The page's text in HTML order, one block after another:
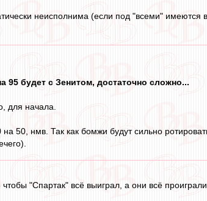
неисполнима (если под "всеми" имеются
95 будет с Зенитом, достаточно сложно...
для начала.
50, нмв. Так как бомжи будут сильно
"Спартак" всё выиграл, а они всё